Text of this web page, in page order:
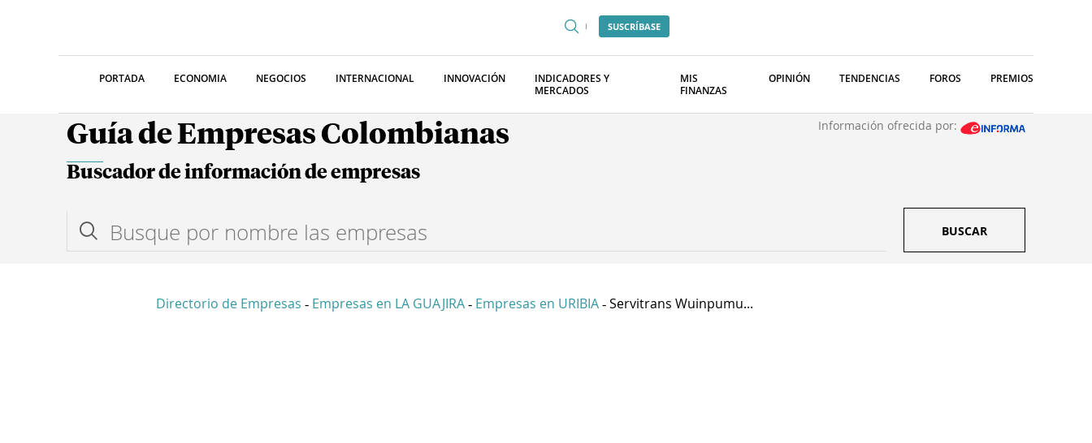
SUSCRÍBASE
PORTADA ECONOMIA NEGOCIOS INTERNACIONAL INNOVACIÓN
INDICADORES Y
MERCADOS
MIS
FINANZAS
OPINIÓN TENDENCIAS FOROS PREMIOS
Guía de Empresas Colombianas Información ofrecida por:
Buscador de información de empresas
BUSCAR
Directorio de Empresas - Empresas en LA GUAJIRA - Empresas en URIBIA - Servitrans Wuinpumu...